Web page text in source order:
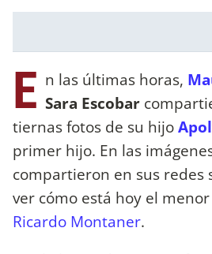
E n las últimas horas,
Sara Escobar
tiernas fotos de su hijo
primer hijo. En las
compartieron en sus redes
ver cómo está hoy el
Ricardo Montaner.